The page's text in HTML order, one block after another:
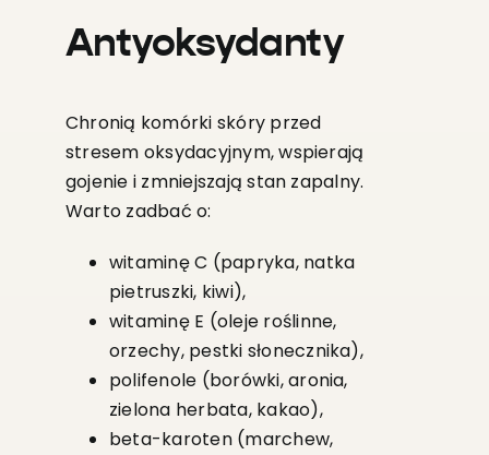
Antyoksydanty
Chronią komórki skóry przed
stresem oksydacyjnym, wspierają
gojenie i zmniejszają stan zapalny.
Warto zadbać o:
witaminę C (papryka, natka
pietruszki, kiwi),
witaminę E (oleje roślinne,
orzechy, pestki słonecznika),
polifenole (borówki, aronia,
zielona herbata, kakao),
beta-karoten (marchew,